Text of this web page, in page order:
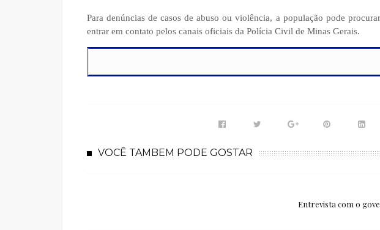
Para denúncias de casos de abuso ou violência, a população pode
entrar em contato pelos canais oficiais da Polícia Civil de Minas Gerais.
VOCÊ TAMBEM PODE GOSTAR
Entrevista com o